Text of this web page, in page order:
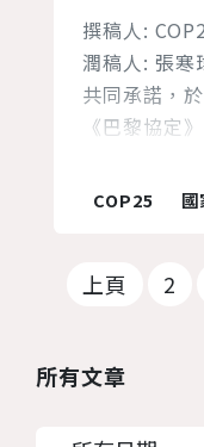
撰稿人:
潤稿人: 張寒
共同承諾，
《巴黎協定
球暖化作出
的目標努力
200個國家
COP25
上頁 2
所有文章